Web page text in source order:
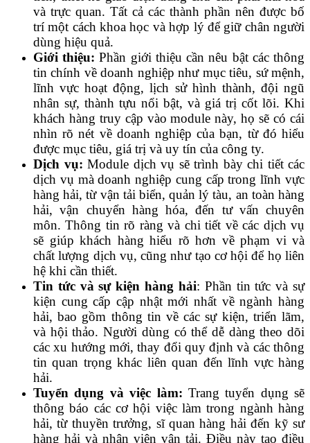
và trực quan. Tất cả các thành phần nên được bố
trí một cách khoa học và hợp lý để giữ chân người
dùng hiệu quả.
Giới thiệu:Phần giới thiệu cần nêu bật các thông
tin chính về doanh nghiệp như mục tiêu, sứ mệnh,
lĩnh vực hoạt động, lịch sử hình thành, đội ngũ
nhân sự, thành tựu nổi bật, và giá trị cốt lõi. Khi
khách hàng truy cập vào module này, họ sẽ có cái
nhìn rõ nét về doanh nghiệp của bạn, từ đó hiểu
được mục tiêu, giá trị và uy tín của công ty.
Dịch vụ: Module dịch vụ sẽ trình bày chi tiết các
dịch vụ mà doanh nghiệp cung cấp trong lĩnh vực
hàng hải, từ vận tải biển, quản lý tàu, an toàn hàng
hải, vận chuyển hàng hóa, đến tư vấn chuyên
môn. Thông tin rõ ràng và chi tiết về các dịch vụ
sẽ giúp khách hàng hiểu rõ hơn về phạm vi và
chất lượng dịch vụ, cũng như tạo cơ hội để họ liên
hệ khi cần thiết.
Tin tức và sự kiện hàng hải: Phần tin tức và sự
kiện cung cấp cập nhật mới nhất về ngành hàng
hải, bao gồm thông tin về các sự kiện, triển lãm,
và hội thảo. Người dùng có thể dễ dàng theo dõi
các xu hướng mới, thay đổi quy định và các thông
tin quan trọng khác liên quan đến lĩnh vực hàng
hải.
Tuyển dụng và việc làm: Trang tuyển dụng sẽ
thông báo các cơ hội việc làm trong ngành hàng
hải, từ thuyền trưởng, sĩ quan hàng hải đến kỹ sư
hàng hải và nhân viên vận tải. Điều này tạo điều